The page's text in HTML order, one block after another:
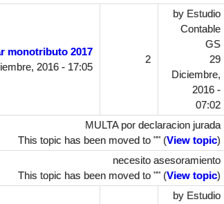
monotributo 2017
2016 - 17:05
2
by Estudio
Contable
GS
29
Diciembre,
2016 -
07:02
MULTA por declaracion jurada
This topic has been moved to "" (View topic)
necesito asesoramiento
This topic has been moved to "" (View topic)
by Estudio